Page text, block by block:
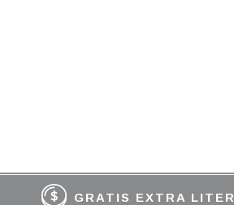
GRATIS EXTRA LITER